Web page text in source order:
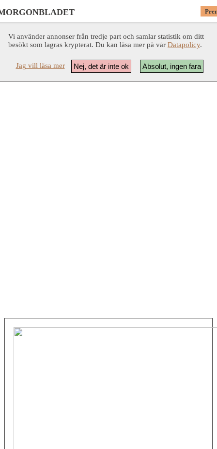
Vi använder annonser från tredje part och samlar statistik om ditt
besökt som lagras krypterat. Du kan läsa mer på vår Datapolicy.
Absolut, ingen fara
Nej, det är inte ok
Jag vill läsa mer